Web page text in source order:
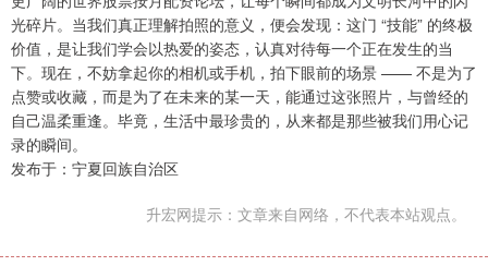
光碎片。当我们真正理解拍照的意义，便会发现：这门 “技能” 的终极
价值，是让我们学会以热爱的姿态，认真对待每一个正在发生的当
下。现在，不妨拿起你的相机或手机，拍下眼前的场景 —— 不是为了
点赞或收藏，而是为了在未来的某一天，能通过这张照片，与曾经的
自己温柔重逢。毕竟，生活中最珍贵的，从来都是那些被我们用心记
录的瞬间。
发布于：宁夏回族自治区
升宏网提示：文章来自网络，不代表本站观点。